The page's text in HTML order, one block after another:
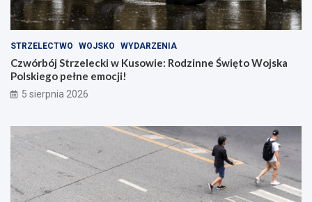
STRZELECTWO WOJSKO WYDARZENIA
Czwórbój Strzelecki w Kusowie: Rodzinne Święto Wojska
Polskiego pełne emocji!
5 sierpnia 2026